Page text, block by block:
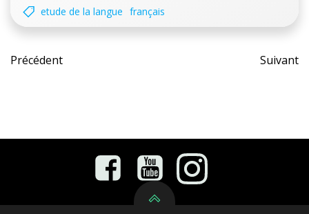
etude de la langue français
Post
Précédent Suivant